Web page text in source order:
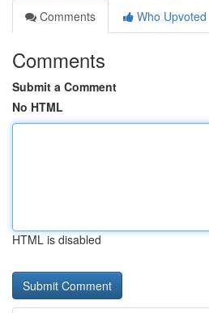
Comments
Who Upvoted
Comments
Submit a Comment
No HTML
HTML is disabled